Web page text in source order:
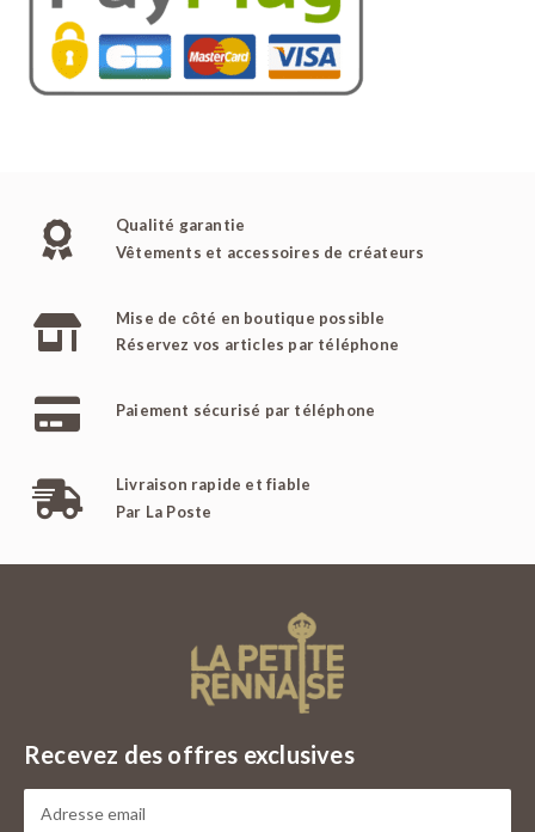
Qualité garantie
Vêtements et accessoires de créateurs
Mise de côté en boutique possible
Réservez vos articles par téléphone
Paiement sécurisé par téléphone
Livraison rapide et fiable
Par La Poste
Recevez des offres exclusives